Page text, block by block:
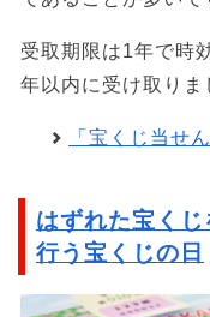
受取期限は1年で時
年以内に受け取りま
「宝くじ当せ
はずれた宝く
行う宝くじの日